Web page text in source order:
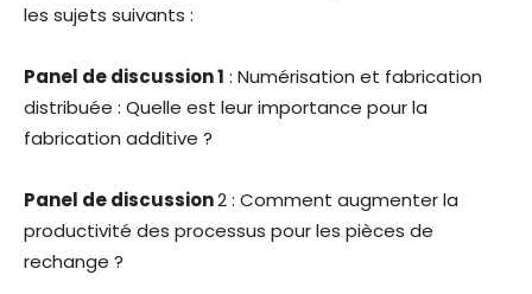
les sujets suivants :
Panel de discussion 1 : Numérisation et fabrication
distribuée : Quelle est leur importance pour la
fabrication additive ?
Panel de discussion2 : Comment augmenter la
productivité des processus pour les pièces de
rechange ?